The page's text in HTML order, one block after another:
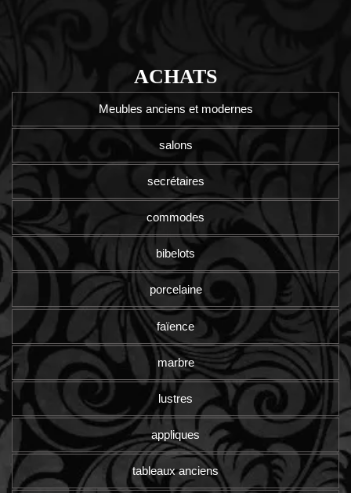
ACHATS
Meubles anciens et modernes
salons
secrétaires
commodes
bibelots
porcelaine
faïence
marbre
lustres
appliques
tableaux anciens